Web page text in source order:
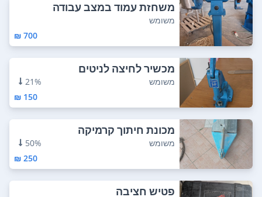
משחזת עמוד במצב עבודה
משומש
700 ₪
מכשיר לחיצה לניטים
משומש
21%
150 ₪
מכונת חיתוך קרמיקה
משומש
50%
250 ₪
פטיש חציבה